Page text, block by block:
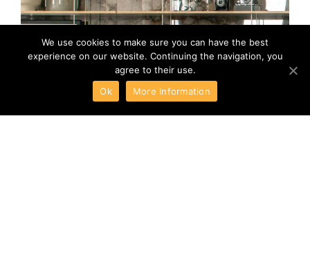
We use cookies to make sure you can have the best
experience on our website. Continuing the navigation, you
agree to their use.
Ok
More Information